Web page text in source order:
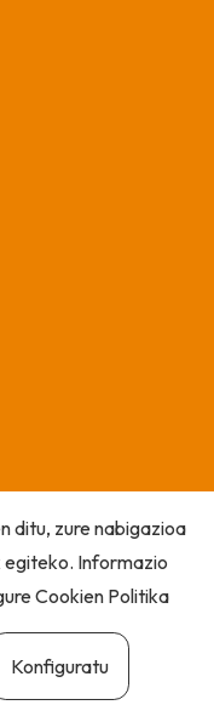
ditu, zure nabigazioa
Informazio
Cookien Politika
Konfiguratu